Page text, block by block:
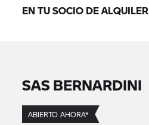
EN TU SOCIO DE ALQUILER
SAS BERNARDINI
ABIERTO AHORA*